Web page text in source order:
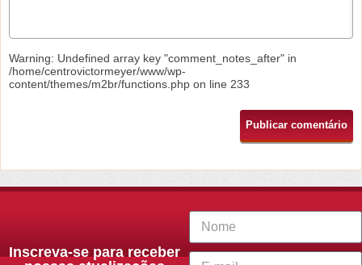
Warning: Undefined array key "comment_notes_after" in
/home/centrovictormeyer/www/wp-
content/themes/m2br/functions.php on line 233
Inscreva-se para receber